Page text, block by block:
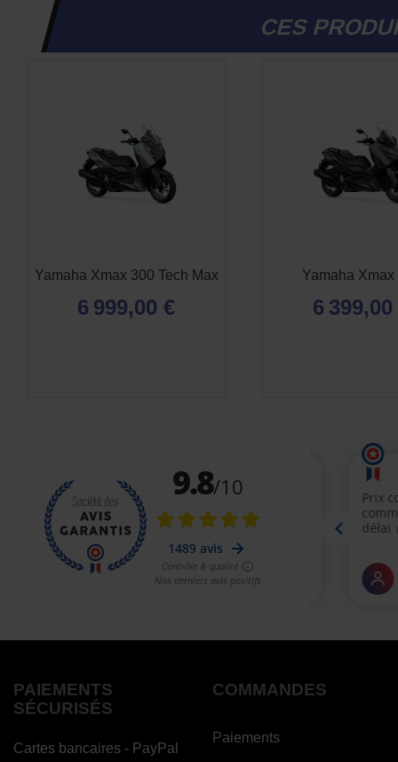
CES
Yamaha Xmax 300 Tech Max
6 999,00 €
Yamaha Xmax
6 399,00
PAIEMENTS
SÉCURISÉS
Cartes bancaires - PayPal
COMMANDES
Paiements